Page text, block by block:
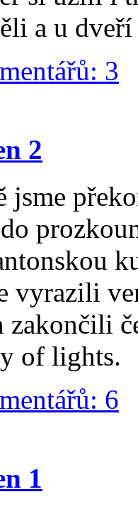
a u
3
2
jsme
vyrazili
zakončili
of lights.
6
1